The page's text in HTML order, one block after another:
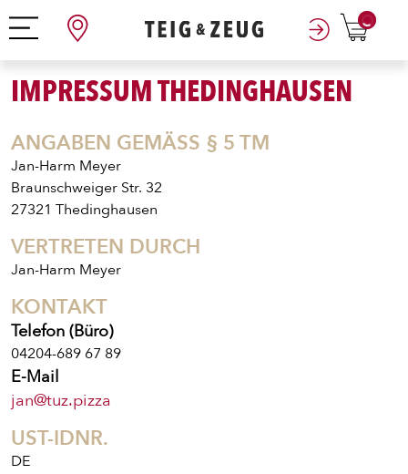
0
IMPRESSUM THEDINGHAUSEN
ANGABEN GEMÄSS § 5 TM
Jan-Harm Meyer
Braunschweiger Str. 32
27321 Thedinghausen
VERTRETEN DURCH
Jan-Harm Meyer
KONTAKT
Telefon (Büro)
04204-689 67 89
E-Mail
jan@tuz.pizza
UST-IDNR.
DE